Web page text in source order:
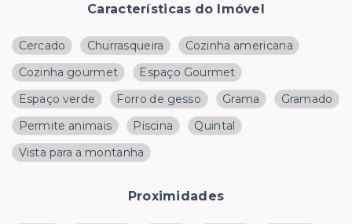
Características do Imóvel
Cercado Churrasqueira
Cozinha americana
Cozinha gourmet
Espaço Gourmet
Espaço verde
Forro de gesso Grama
Gramado
Permite animais
Piscina
Quintal
Vista para a montanha
Proximidades